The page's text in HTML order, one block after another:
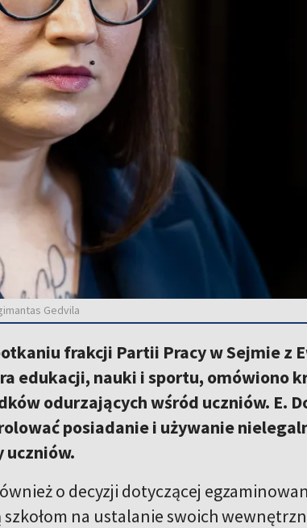
Gedvila
frakcji Partii Pracy w Sejmie z
edukacji, nauki i sportu, omówiono
odurzających wśród uczniów. E.
posiadanie i używanie
uczniów.
o decyzji dotyczącej
na ustalanie swoich